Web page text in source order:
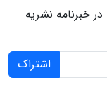
خبرنامه نشریه
اشتراک